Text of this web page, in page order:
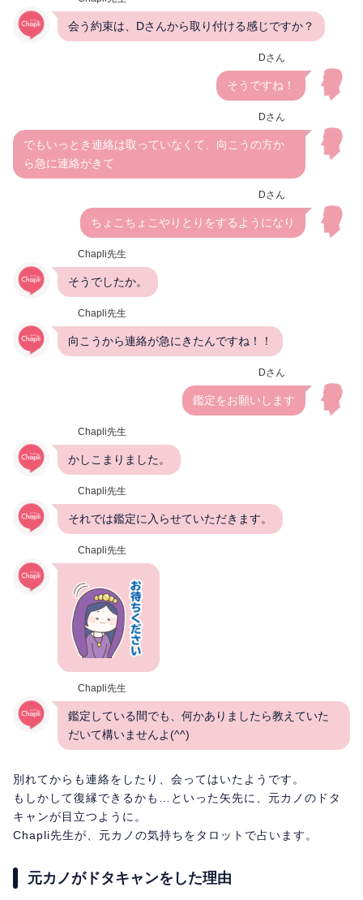
会う約束は、Dさんから取り付ける感じですか？
Dさん
そうですね！
Dさん
でもいっとき連絡は取っていなくて、向こうの方か
ら急に連絡がきて
Dさん
ちょこちょこやりとりをするようになり
Chapli先生
そうでしたか。
Chapli先生
向こうから連絡が急にきたんですね！！
Dさん
鑑定をお願いします
Chapli先生
かしこまりました。
Chapli先生
それでは鑑定に入らせていただきます。
Chapli先生
Chapli先生
鑑定している間でも、何かありましたら教えていた
だいて構いませんよ(^^)
別れてからも連絡をしたり、会ってはいたようです。
もしかして復縁できるかも…といった矢先に、元カノのドタ
キャンが目立つように。
Chapli先生が、元カノの気持ちをタロットで占います。
元カノがドタキャンをした理由